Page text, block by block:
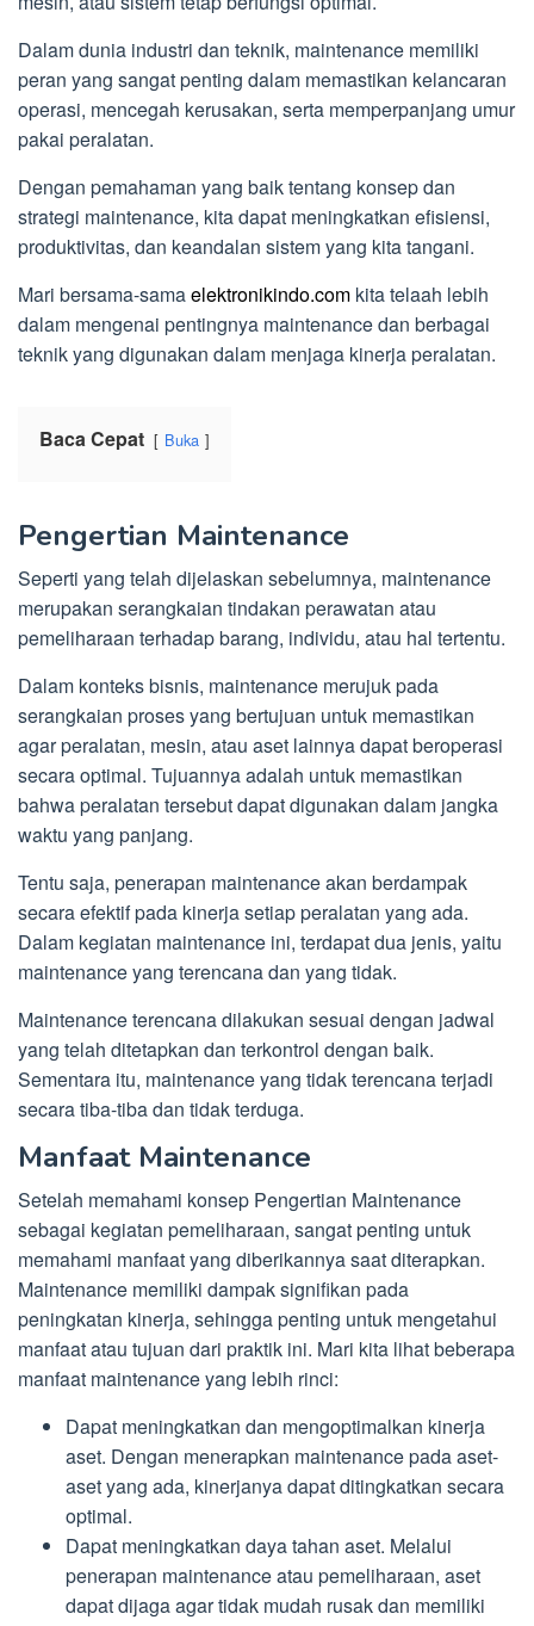
Dalam dunia industri dan teknik, maintenance memiliki
peran yang sangat penting dalam memastikan kelancaran
operasi, mencegah kerusakan, serta memperpanjang umur
pakai peralatan.
Dengan pemahaman yang baik tentang konsep dan
strategi maintenance, kita dapat meningkatkan efisiensi,
produktivitas, dan keandalan sistem yang kita tangani.
Mari bersama-samaelektronikindo.com kita telaah lebih
dalam mengenai pentingnya maintenance dan berbagai
teknik yang digunakan dalam menjaga kinerja peralatan.
Baca Cepat Buka
Pengertian Maintenance
Seperti yang telah dijelaskan sebelumnya, maintenance
merupakan serangkaian tindakan perawatan atau
pemeliharaan terhadap barang, individu, atau hal tertentu.
Dalam konteks bisnis, maintenance merujuk pada
serangkaian proses yang bertujuan untuk memastikan
agar peralatan, mesin, atau aset lainnya dapat beroperasi
secara optimal. Tujuannya adalah untuk memastikan
bahwa peralatan tersebut dapat digunakan dalam jangka
waktu yang panjang.
Tentu saja, penerapan maintenance akan berdampak
secara efektif pada kinerja setiap peralatan yang ada.
Dalam kegiatan maintenance ini, terdapat dua jenis, yaitu
maintenance yang terencana dan yang tidak.
Maintenance terencana dilakukan sesuai dengan jadwal
yang telah ditetapkan dan terkontrol dengan baik.
Sementara itu, maintenance yang tidak terencana terjadi
secara tiba-tiba dan tidak terduga.
Manfaat Maintenance
Setelah memahami konsep Pengertian Maintenance
sebagai kegiatan pemeliharaan, sangat penting untuk
memahami manfaat yang diberikannya saat diterapkan.
Maintenance memiliki dampak signifikan pada
peningkatan kinerja, sehingga penting untuk mengetahui
manfaat atau tujuan dari praktik ini. Mari kita lihat beberapa
manfaat maintenance yang lebih rinci:
Dapat meningkatkan dan mengoptimalkan kinerja
aset. Dengan menerapkan maintenance pada aset-
aset yang ada, kinerjanya dapat ditingkatkan secara
optimal.
Dapat meningkatkan daya tahan aset. Melalui
penerapan maintenance atau pemeliharaan, aset
dapat dijaga agar tidak mudah rusak dan memiliki